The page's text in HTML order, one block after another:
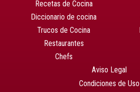
Recetas de Cocina
Diccionario de cocina
Trucos de Cocina
Restaurantes
Chefs
Aviso Legal
Condiciones de Uso